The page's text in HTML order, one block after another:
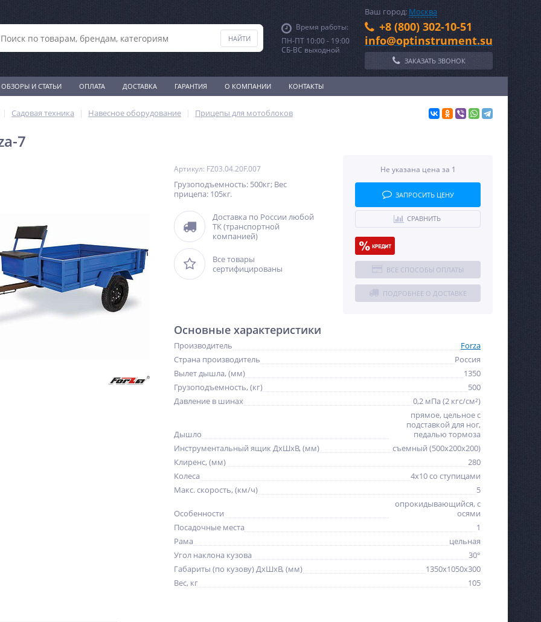
Время работы:
ПН-ПТ 10:00 - 19:00
СБ-ВС выходной
Ваш город: Москва
+8 (800) 302-10-51
info@optinstrument.su
ЗАКАЗАТЬ ЗВОНОК
ОБЗОРЫ И СТАТЬИ ОПЛАТА ДОСТАВКА ГАРАНТИЯ О КОМПАНИИ КОНТАКТЫ
ХИТ
Садовая техника Навесное оборудование
Прицепы для мотоблоков
7
Артикул: FZ03.04.20F.007
Грузоподъемность: 500кг; Вес
прицепа: 105кг.
Доставка по России любой
ТК (транспортной
компанией)
Все товары
сертифицированы
Не указана цена за 1
ЗАПРОСИТЬ ЦЕНУ
СРАВНИТЬ
ВСЕ СПОСОБЫ ОПЛАТЫ
ПОДРОБНЕЕ О ДОСТАВКЕ
Основные характеристики
Производитель
Forza
Страна производитель
Россия
Вылет дышла, (мм)
1350
Грузоподъемность, (кг)
500
Давление в шинах
0,2 мПа (2 кгс/см²)
Дышло
прямое, цельное с
подставкой для ног,
педалью тормоза
Инструментальный ящик ДхШхВ, (мм)
cъемный (500х200х200)
Клиренс, (мм)
280
Колеса
4х10 со ступицами
Макс. скорость, (км/ч)
5
Особенности
опрокидывающийся, с
осями
Посадочные места
1
Рама
цельная
Угол наклона кузова
30°
Габариты (по кузову) ДхШхВ, (мм)
1350х1050х300
Вес, кг
105